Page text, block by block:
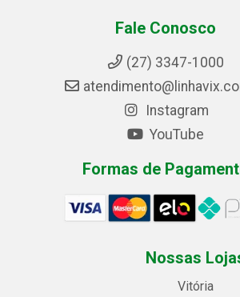
Fale Conosco
(27) 3347-1000
Instagram
YouTube
Formas de
Nossas
Vitória